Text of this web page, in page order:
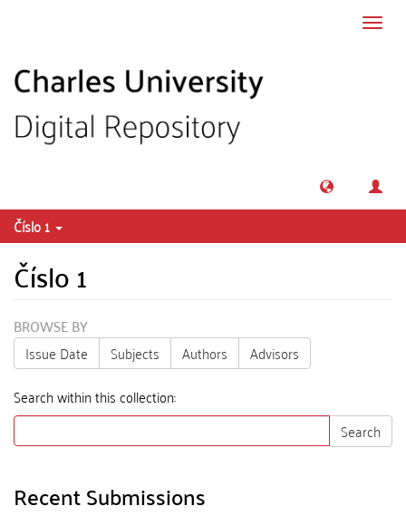
Číslo 1
Číslo 1
BROWSE BY
Issue Date
Subjects Authors
Advisors
Search within this collection:
Search
Recent Submissions